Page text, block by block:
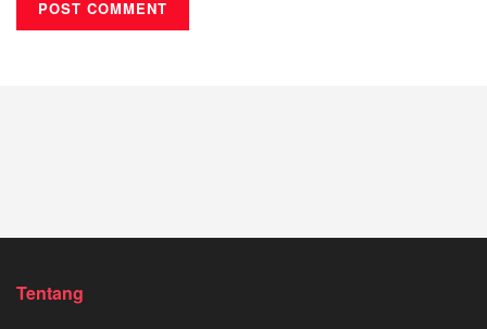
Tentang